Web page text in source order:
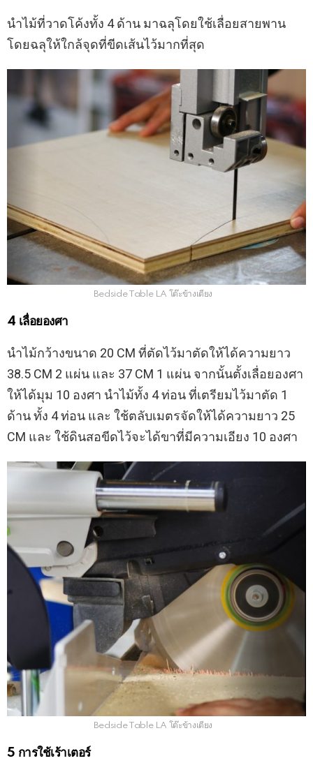
นำไม้ที่วาดโค้งทั้ง 4 ด้าน มาฉลุโดยใช้เลื่อยสายพาน
โดยฉลุให้ใกล้จุดที่ขีดเส้นไว้มากที่สุด
Bedside Table LA โต๊ะข้างเตียง
4 เลื่อยองศา
นำไม้กว้างขนาด 20 CM ที่ตัดไว้มาตัดให้ได้ความยาว
38.5 CM 2 แผ่น และ 37 CM 1 แผ่น จากนั้นตั้งเลื่อยองศา
ให้ได้มุม 10 องศา นำไม้ทั้ง 4 ท่อน ที่เตรียมไว้มาตัด 1
ด้าน ทั้ง 4 ท่อน และ ใช้ตลับเมตรจัดให้ได้ความยาว 25
CM และ ใช้ดินสอขีดไว้จะได้ขาที่มีความเอียง 10 องศา
Bedside Table LA โต๊ะข้างเตียง
5 การใช้เร้าเตอร์